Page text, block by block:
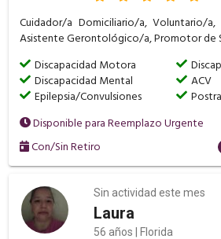
Cuidador/a Domiciliario/a, Voluntario/a,
Asistente Gerontológico/a, Promotor de
Discapacidad Motora
Discapacidad Mental
ACV
Epilepsia/Convulsiones
Disponible para Reemplazo Urgente
Con/Sin Retiro
Sin actividad este mes
Laura
56 años | Florida